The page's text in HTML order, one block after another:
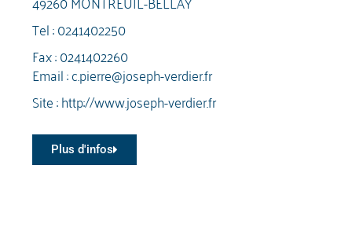
Tel :0241402250
Fax : 0241402260
Email :c.pierre@joseph-verdier.fr
Site :http://www.joseph-verdier.fr
Plus d'infos